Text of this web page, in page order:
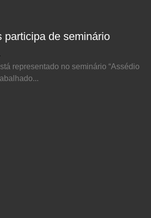
participa de seminário
representado no seminário “Assédio